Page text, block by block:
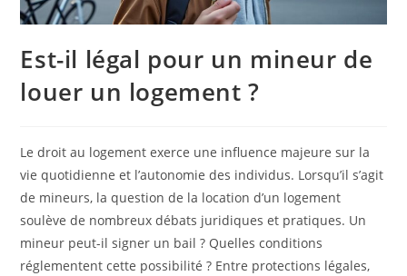
Est-il légal pour un mineur de
louer un logement ?
Le droit au logement exerce une influence majeure sur la
vie quotidienne et l’autonomie des individus. Lorsqu’il s’agit
de mineurs, la question de la location d’un logement
soulève de nombreux débats juridiques et pratiques. Un
mineur peut-il signer un bail ? Quelles conditions
réglementent cette possibilité ? Entre protections légales,